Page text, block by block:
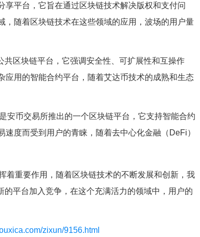
平台，它旨在通过区块链技术解决版权和支付问
随着区块链技术在这些领域的应用，波场的用户量
区块链平台，它强调安全性、可扩展性和互操作
用的智能合约平台，随着艾达币技术的成熟和生态
安币交易所推出的一个区块链平台，它支持智能合约
度而受到用户的青睐，随着去中心化金融（DeFi）
着重要作用，随着区块链技术的不断发展和创新，我
平台加入竞争，在这个充满活力的领域中，用户的
zixun/9156.html